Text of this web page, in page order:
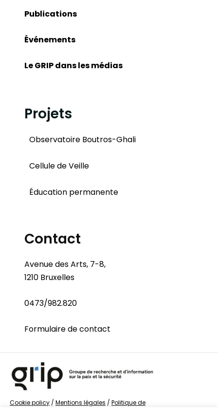
Publications
Événements
Le GRIP dans les médias
Projets
Observatoire Boutros-Ghali
Cellule de Veille
Éducation permanente
Contact
Avenue des Arts, 7-8,
1210 Bruxelles
0473/982.820
Formulaire de contact
Cookie policy / Mentions légales / Politique de